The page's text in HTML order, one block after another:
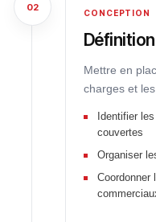
02
CONCEPTION
Mettre en
charges et
Identifier
couvertes
Organiser
Coordonner